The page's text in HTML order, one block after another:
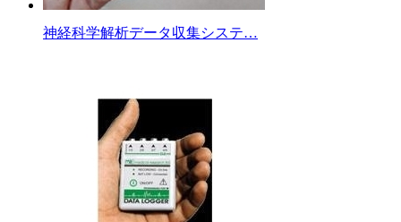
神経科学解析データ収集システ…